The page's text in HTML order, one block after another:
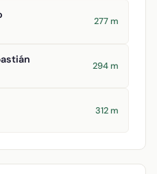
277 m
294 m
312 m